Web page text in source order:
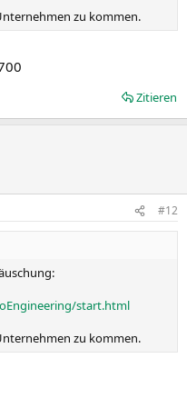
zu kommen.
Zitieren
#12
start.html
zu kommen.